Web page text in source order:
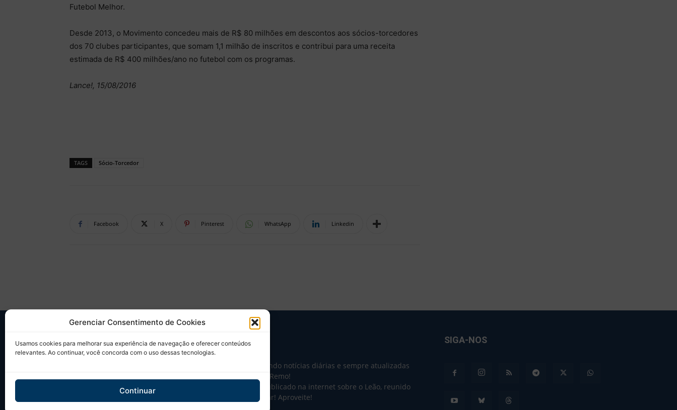
Gerenciar Consentimento de Cookies
Usamos cookies para melhorar sua experiência de navegação e oferecer conteúdos
relevantes. Ao continuar, você concorda com o uso dessas tecnologias.
Continuar
Futebol Melhor.
Desde 2013, o Movimento concedeu mais de R$ 80 milhões em descontos aos sócios-torcedores
dos 70 clubes participantes, que somam 1,1 milhão de inscritos e contribui para uma receita
estimada de R$ 400 milhões/ano no futebol com os programas.
Lance!, 15/08/2016
TAGS Sócio-Torcedor
Facebook X Pinterest WhatsApp Linkedin
SOBRE NÓS
Desde 2004 trazendo notícias diárias e sempre atualizadas
sobre o Clube do Remo!
Tudo o que sai publicado na internet sobre o Leão, reunido
em um único lugar! Aproveite!
SIGA-NOS